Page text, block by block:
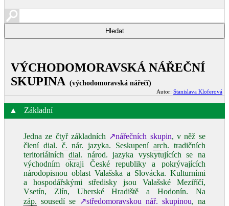
VÝCHODOMORAVSKÁ NÁŘEČNÍ
SKUPINA (východomoravská nářečí)
Autor: Stanislava Kloferová
▲ Základní
Jedna ze čtyř základních ↗nářečních skupin, v něž se
člení dial. č. nár. jazyka. Seskupení arch. tradičních
teritoriálníchdial. národ. jazyka vyskytujících se na
východním okraji České republiky a pokrývajících
národopisnou oblast Valašska a Slovácka. Kulturními
a hospodářskými středisky jsou Valašské Meziříčí,
Vsetín, Zlín, Uherské Hradiště a Hodonín. Na
záp. sousedí se ↗středomoravskou nář. skupinou, na